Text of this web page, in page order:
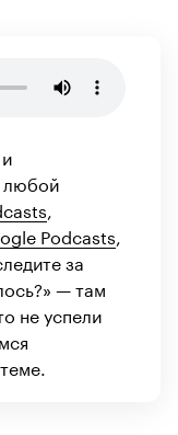
любой
Podcasts
за
— там
не успели